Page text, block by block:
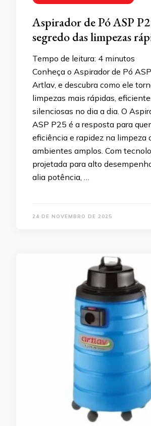
Aspirador de Pó ASP
segredo das limpezas
Tempo de leitura: 4 minutos
Conheça o Aspirador de Pó
Artlav, e descubra como ele
limpezas mais rápidas,
silenciosas no dia a dia. O
ASP P25 é a resposta para
eficiência e rapidez na limpeza
ambientes amplos. Com
projetada para alto
alia potência, …
24 DE NOVEMBRO DE 2025